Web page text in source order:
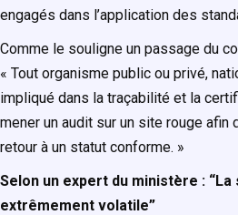
engagés dans l’application des
Comme le souligne un passage du
« Tout organisme public ou privé,
impliqué dans la traçabilité et la
mener un audit sur un site rouge afin
retour à un statut conforme. »
Selon un expert du ministère :
extrêmement volatile”